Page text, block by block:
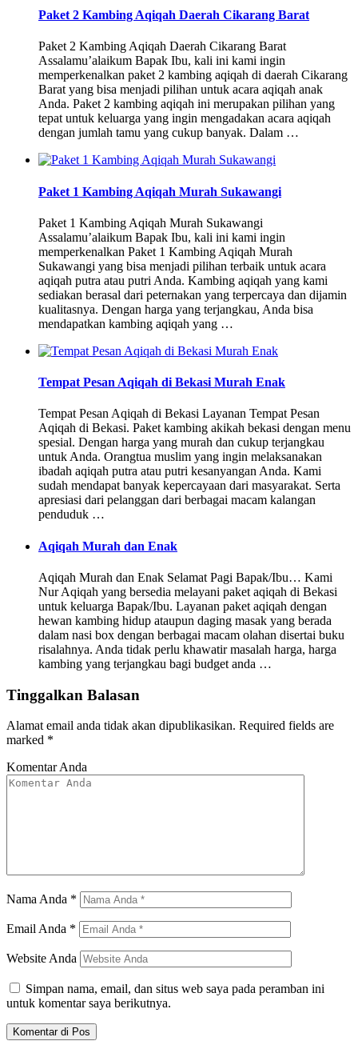
Paket 2 Kambing Aqiqah Daerah Cikarang Barat
Paket 2 Kambing Aqiqah Daerah Cikarang Barat
Assalamu’alaikum Bapak Ibu, kali ini kami ingin
memperkenalkan paket 2 kambing aqiqah di daerah Cikarang
Barat yang bisa menjadi pilihan untuk acara aqiqah anak
Anda. Paket 2 kambing aqiqah ini merupakan pilihan yang
tepat untuk keluarga yang ingin mengadakan acara aqiqah
dengan jumlah tamu yang cukup banyak. Dalam …
Paket 1 Kambing Aqiqah Murah Sukawangi
Paket 1 Kambing Aqiqah Murah Sukawangi
Assalamu’alaikum Bapak Ibu, kali ini kami ingin
memperkenalkan Paket 1 Kambing Aqiqah Murah
Sukawangi yang bisa menjadi pilihan terbaik untuk acara
aqiqah putra atau putri Anda. Kambing aqiqah yang kami
sediakan berasal dari peternakan yang terpercaya dan dijamin
kualitasnya. Dengan harga yang terjangkau, Anda bisa
mendapatkan kambing aqiqah yang …
Tempat Pesan Aqiqah di Bekasi Murah Enak
Tempat Pesan Aqiqah di Bekasi Layanan Tempat Pesan
Aqiqah di Bekasi. Paket kambing akikah bekasi dengan menu
spesial. Dengan harga yang murah dan cukup terjangkau
untuk Anda. Orangtua muslim yang ingin melaksanakan
ibadah aqiqah putra atau putri kesanyangan Anda. Kami
sudah mendapat banyak kepercayaan dari masyarakat. Serta
apresiasi dari pelanggan dari berbagai macam kalangan
penduduk …
Aqiqah Murah dan Enak
Aqiqah Murah dan Enak Selamat Pagi Bapak/Ibu… Kami
Nur Aqiqah yang bersedia melayani paket aqiqah di Bekasi
untuk keluarga Bapak/Ibu. Layanan paket aqiqah dengan
hewan kambing hidup ataupun daging masak yang berada
dalam nasi box dengan berbagai macam olahan disertai buku
risalahnya. Anda tidak perlu khawatir masalah harga, harga
kambing yang terjangkau bagi budget anda …
Tinggalkan Balasan
Alamat email anda tidak akan dipublikasikan. Required fields are
marked *
Komentar Anda
Nama Anda *
Email Anda *
Website Anda
Simpan nama, email, dan situs web saya pada peramban ini
untuk komentar saya berikutnya.